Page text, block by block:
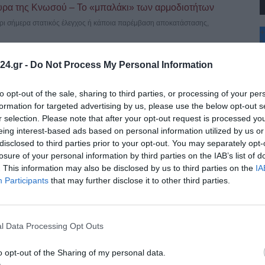
- Do Not Process My Personal Information
opt-out of the sale, sharing to third parties, or processing of your
for targeted advertising by us, please use the below opt-out
selection. Please note that after your opt-out request is processed
interest-based ads based on personal information utilized by us
to third parties prior to your opt-out. You may separately
of your personal information by third parties on the IAB’s list of
This information may also be disclosed by us to third parties on the
Participants that may further disclose it to other third parties.
Data Processing Opt Outs
opt-out of the Sharing of my personal data.
της Κνωσού – Το «μπαλάκι» των αρμοδιοτήτων
σήμερα στατικός έλεγχος ή κάποια παρέμβαση αποκατάστασης,
Ξεκίνησε το τελικό “trial run”
νυχτερινές ώρες, τα δοκιμαστικά δρομολόγια της επέκτασης του Μετρό
πανηγύρι – Ετοιμάζονται 20 νέες ταβέρνες
Μάμα Χαλκιδικής για τη φετινή μεγάλη εμποροπανήγυρη, η οποία
αλλαγές στο ωράριο για την επέκταση προς
οι έκτακτες αλλαγές στο ωράριο λειτουργίας του Μετρό
+
°